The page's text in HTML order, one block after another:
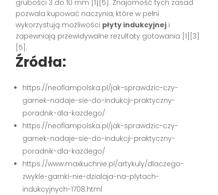
grubości 3 do 10 mm [1][5]. Znajomość tych zasad
pozwala kupować naczynia, które w pełni
wykorzystują możliwości płyty indukcyjnej i
zapewniają przewidywalne rezultaty gotowania [1][3]
[5].
Źródła:
https://neoflampolska.pl/jak-sprawdzic-czy-
garnek-nadaje-sie-do-indukcji-praktyczny-
poradnik-dla-kazdego/
https://neoflampolska.pl/jak-sprawdzic-czy-
garnek-nadaje-sie-do-indukcji-praktyczny-
poradnik-dla-kazdego/
https://www.maxkuchnie.pl/artykuly/dlaczego-
zwykle-garnki-nie-dzialaja-na-plytach-
indukcyjnych-1708.html